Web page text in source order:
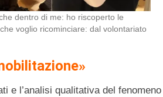
dentro di me: ho riscoperto le
voglio ricominciare: dal volontariato
e l’analisi qualitativa del fenomeno